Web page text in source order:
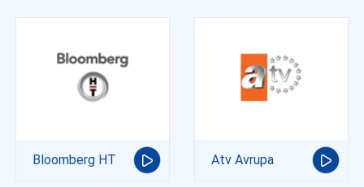
Bloomberg HT Atv Avrupa